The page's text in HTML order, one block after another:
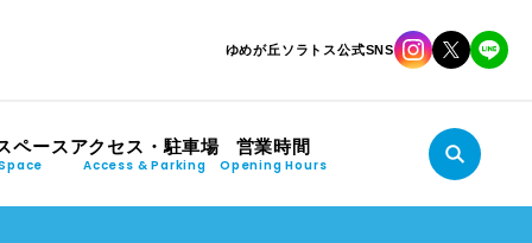
ゆめが丘ソラトス公式SNS
ペースアクセス・駐車場
Access & Parking
営業時間
Opening Hours